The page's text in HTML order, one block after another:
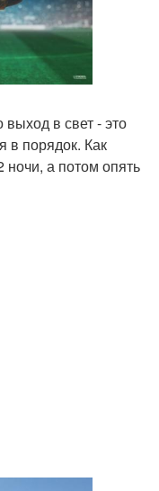
выход в свет - это
в порядок. Как
ночи, а потом опять